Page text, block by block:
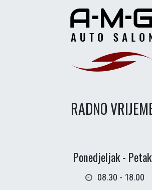
RADNO
Ponedjeljak - Petak
08.30 - 18.00